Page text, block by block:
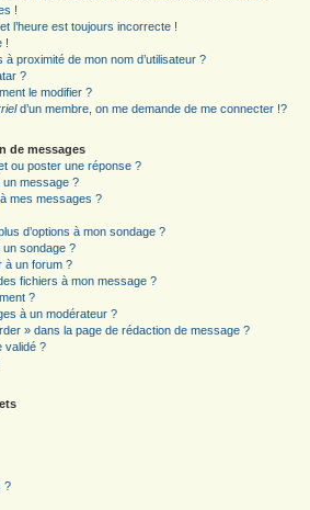
!
l’heure est toujours incorrecte !
!
proximité de mon nom d’utilisateur ?
?
le modifier ?
d’un membre, on me demande de me connecter !?
de messages
ou poster une réponse ?
un message ?
mes messages ?
d’options à mon sondage ?
un sondage ?
à un forum ?
fichiers à mon message ?
?
à un modérateur ?
» dans la page de rédaction de message ?
validé ?
?